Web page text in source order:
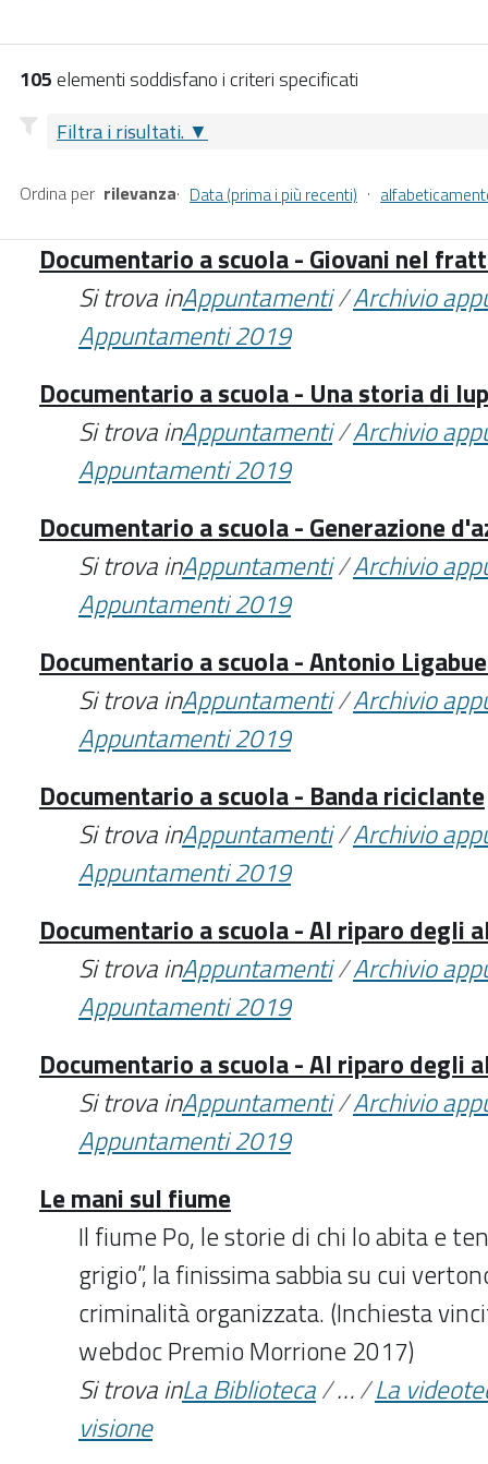
105elementi soddisfano i criteri specificati
Filtra i risultati.
Ordina per rilevanza· Data (prima i più recenti) ·
Documentario a scuola - Giovani nel
Si trova inAppuntamenti/Archivio
Appuntamenti 2019
Documentario a scuola - Una storia di
Si trova inAppuntamenti/Archivio
Appuntamenti 2019
Documentario a scuola - Generazione
Si trova inAppuntamenti/Archivio
Appuntamenti 2019
Documentario a scuola - Antonio
Si trova inAppuntamenti/Archivio
Appuntamenti 2019
Documentario a scuola - Banda riciclante
Si trova inAppuntamenti/Archivio
Appuntamenti 2019
Documentario a scuola - Al riparo degli
Si trova inAppuntamenti/Archivio
Appuntamenti 2019
Documentario a scuola - Al riparo degli
Si trova inAppuntamenti/Archivio
Appuntamenti 2019
Le mani sul fiume
Il fiume Po, le storie di chi lo abita e
grigio”, la finissima sabbia su cui
criminalità organizzata. (Inchiesta
webdoc Premio Morrione 2017)
Si trova inLa Biblioteca/…/La
visione